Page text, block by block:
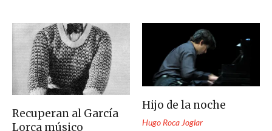
Recuperan al García
Lorca músico
Hijo de la noche
Hugo Roca Joglar